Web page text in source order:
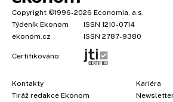
Copyright ©1996-2026 Economia, a.s.
Týdeník Ekonom
ISSN 1210-0714
ekonom.cz
ISSN 2787-9380
Certifikováno:
Kontakty
Tiráž redakce Ekonom
Kariéra